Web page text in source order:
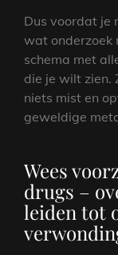
Dus voordat je
wat onderzoek
schema met
die je wilt zien.
niets mist en
geweldige
Wees
drugs –
leiden tot